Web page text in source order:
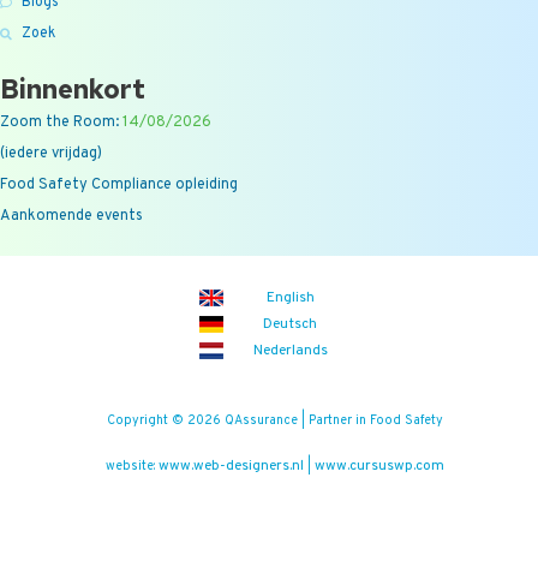
Zoek
Binnenkort
Zoom the Room:14/08/2026
(iedere vrijdag)
Food Safety Compliance opleiding
Aankomende events
English
Deutsch
Nederlands
Copyright © 2026 QAssurance | Partner in Food Safety
website: www.web-designers.nl www.cursuswp.com